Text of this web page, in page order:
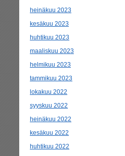
heinäkuu 2023
kesäkuu 2023
huhtikuu 2023
maaliskuu 2023
helmikuu 2023
tammikuu 2023
lokakuu 2022
syyskuu 2022
heinäkuu 2022
kesäkuu 2022
huhtikuu 2022